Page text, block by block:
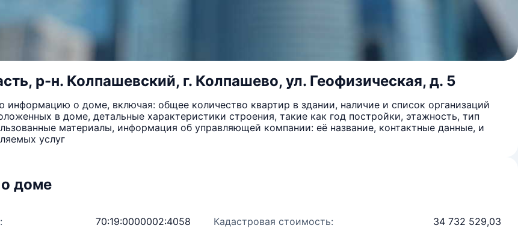
р-н. Колпашевский, г. Колпашево, ул. Геофизическая, д. 5
информацию о доме, включая: общее количество квартир в здании, наличие и список организаций
в доме, детальные характеристики строения, такие как год постройки, этажность, тип
материалы, информация об управляющей компании: её название, контактные данные, и
услуг
доме
70:19:0000002:4058 Кадастровая стоимость: 34 732 529,03